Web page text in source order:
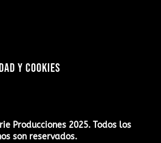
mejorar su experiencia
anuncios o contenido
todo Aceptar todo
y Cookies
Producciones 2025. Todos los
son reservados.